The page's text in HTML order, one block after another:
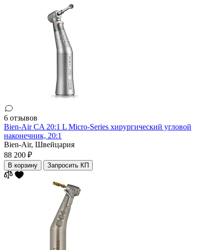
6 отзывов
Bien-Air CA 20:1 L Micro-Series хирургический угловой
наконечник, 20:1
Bien-Air, Швейцария
88 200 ₽
В корзину Запросить КП